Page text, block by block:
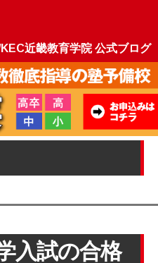
近畿教育学院 公式ブログ
入試の合格